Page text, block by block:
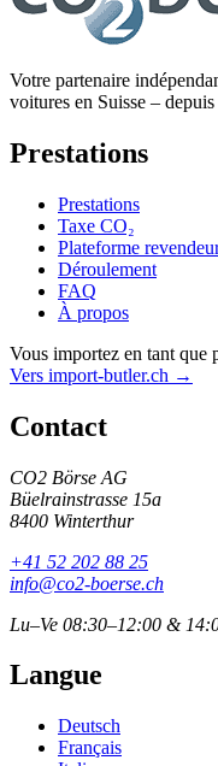
Votre partenaire
voitures en Suisse –
Prestations
Prestations
Taxe CO₂
Plateforme
Déroulement
FAQ
À propos
Vous importez en tant que
Vers import-butler.ch →
Contact
CO2 Börse AG
Büelrainstrasse 15a
8400 Winterthur
+41 52 202 88 25
info@co2-boerse.ch
Lu–Ve 08:30–12:00 &
Langue
Deutsch
Français